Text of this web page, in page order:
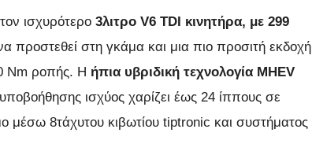
ισχυρότερο 3λιτρο V6 TDI κινητήρα, με 299
προστεθεί στη γκάμα και μια πιο προσιτή εκδοχή
Nm ροπής. Η ήπια υβριδική τεχνολογία MHEV
ισχύος χαρίζει έως 24 ίππους σε
μέσω 8τάχυτου κιβωτίου tiptronic και συστήματος